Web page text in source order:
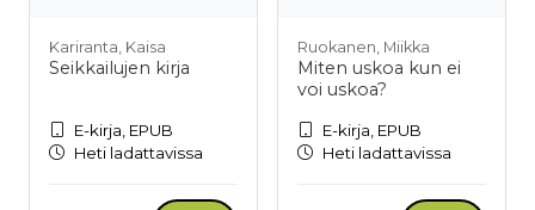
Kariranta, Kaisa
Seikkailujen kirja
E-kirja, EPUB
Heti ladattavissa
Ruokanen, Miikka
Miten uskoa kun ei
voi uskoa?
E-kirja, EPUB
Heti ladattavissa